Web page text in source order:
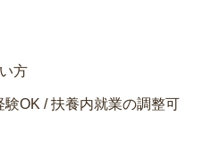
方
OK / 扶養内就業の調整可